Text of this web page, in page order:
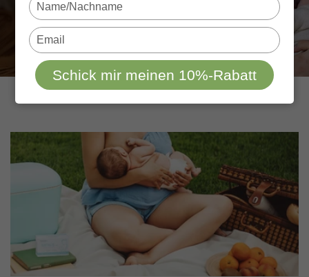
your
name
Type
your
email
Schick mir meinen 10%-Rabatt